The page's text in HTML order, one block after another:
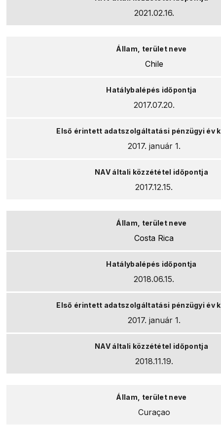
2021.02.16.
Chile
2017.07.20.
2017. január 1.
2017.12.15.
Costa Rica
2018.06.15.
2017. január 1.
2018.11.19.
Curaçao